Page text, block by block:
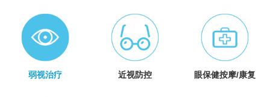
弱视治疗 近视防控 眼保健按摩/康复